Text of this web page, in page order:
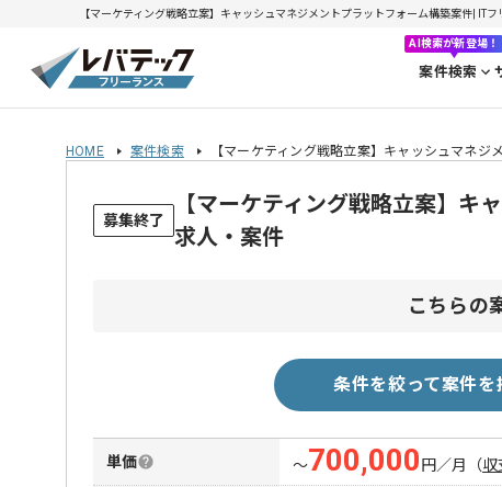
【マーケティング戦略立案】キャッシュマネジメントプラットフォーム構築案件|
AI検索が新登場！
案件検索
HOME 案件検索 【マーケティング戦略立案】キャッシュマネジ
募集終了
【マーケティング戦略立案】キ
求人・案件
こちらの
条件を絞って案件を
単価 〜700,000 円／月 （収